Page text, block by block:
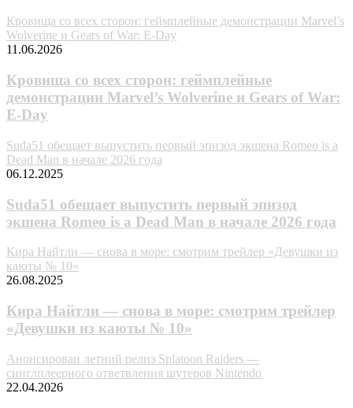
Кровища со всех сторон: геймплейные демонстрации Marvel’s
Wolverine и Gears of War: E-Day
11.06.2026
Кровища со всех сторон: геймплейные
демонстрации Marvel’s Wolverine и Gears of War:
E-Day
Suda51 обещает выпустить первый эпизод экшена Romeo is a
Dead Man в начале 2026 года
06.12.2025
Suda51 обещает выпустить первый эпизод
экшена Romeo is a Dead Man в начале 2026 года
Кира Найтли — снова в море: смотрим трейлер «Девушки из
каюты № 10»
26.08.2025
Кира Найтли — снова в море: смотрим трейлер
«Девушки из каюты № 10»
Анонсирован летний релиз Splatoon Raiders —
синглплеерного ответвления шутеров Nintendo
22.04.2026